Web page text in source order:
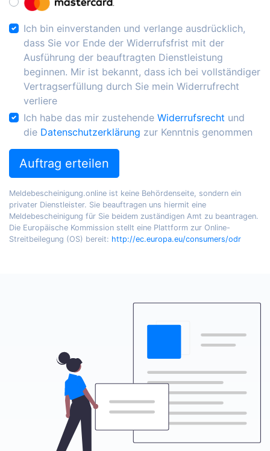
Ich bin einverstanden und verlange ausdrücklich,
dass Sie vor Ende der Widerrufsfrist mit der
Ausführung der beauftragten Dienstleistung
beginnen. Mir ist bekannt, dass ich bei vollständiger
Vertragserfüllung durch Sie mein Widerrufrecht
verliere
Ich habe das mir zustehende Widerrufsrecht und
die Datenschutzerklärung zur Kenntnis genommen
Auftrag erteilen
Meldebescheinigung.online ist keine Behördenseite, sondern ein
privater Dienstleister. Sie beauftragen uns hiermit eine
Meldebescheinigung für Sie beidem zuständigen Amt zu beantragen.
Die Europäische Kommission stellt eine Plattform zur Online-
Streitbeilegung (OS) bereit: http://ec.europa.eu/consumers/odr